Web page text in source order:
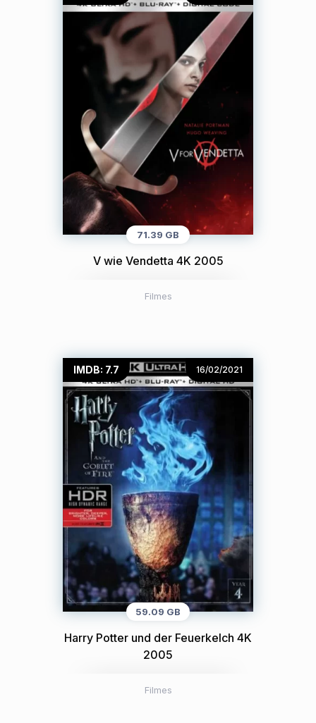
71.39 GB
V wie Vendetta 4K 2005
Filmes
IMDB: 7.7 16/02/2021
59.09 GB
Harry Potter und der Feuerkelch 4K
2005
Filmes